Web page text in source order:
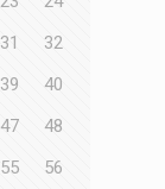
31
32
39
40
47
48
55 56